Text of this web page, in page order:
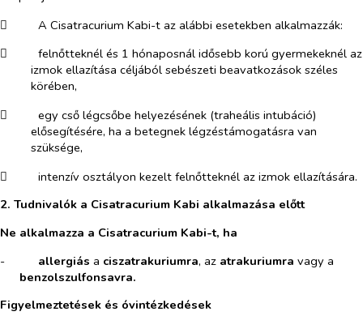
​
A Cisatracurium Kabi-t az alábbi esetekben alkalmazzák:
​
felnőtteknél és 1 hónaposnál idősebb korú gyermekeknél az
izmok ellazítása céljából sebészeti beavatkozások széles
körében,
​
egy cső légcsőbe helyezésének (traheális intubáció)
elősegítésére, ha a betegnek légzéstámogatásra van
szüksége,
​
intenzív osztályon kezelt felnőtteknél az izmok ellazítására.
2. Tudnivalók a Cisatracurium Kabi alkalmazása előtt
Ne alkalmazza a Cisatracurium Kabi-t, ha
-​
allergiás a ciszatrakuriumra, az atrakuriumra vagy a
benzolszulfonsavra.
Figyelmeztetések és óvintézkedések